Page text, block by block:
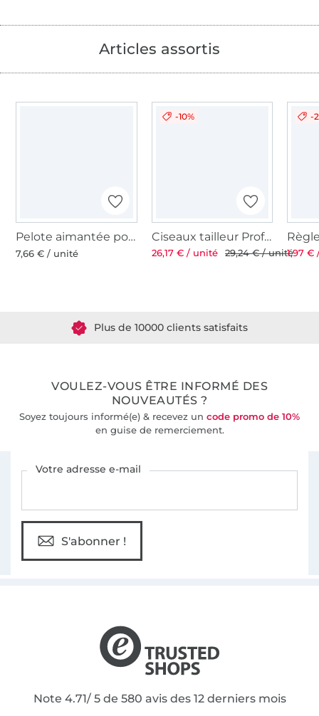
Articles assortis
Pelote aimantée pour épingles
7,66 € / unité
-10%
Ciseaux tailleur Professional 8'' 21 cm
26,17 € / unité 29,24 € / unité
-
1,97 €
Plus de 10000 clients satisfaits
VOULEZ-VOUS ÊTRE INFORMÉ DES
NOUVEAUTÉS ?
Soyez toujours informé(e) & recevez un code promo de 10%
en guise de remerciement.
Votre adresse e-mail
S'abonner !
Note 4.71/ 5 de 580 avis des 12 derniers mois